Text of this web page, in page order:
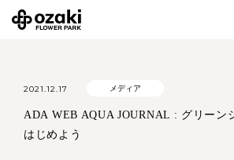
2021.12.17 メディア
ADA WEB AQUA JOURNAL : グリーン
はじめよう